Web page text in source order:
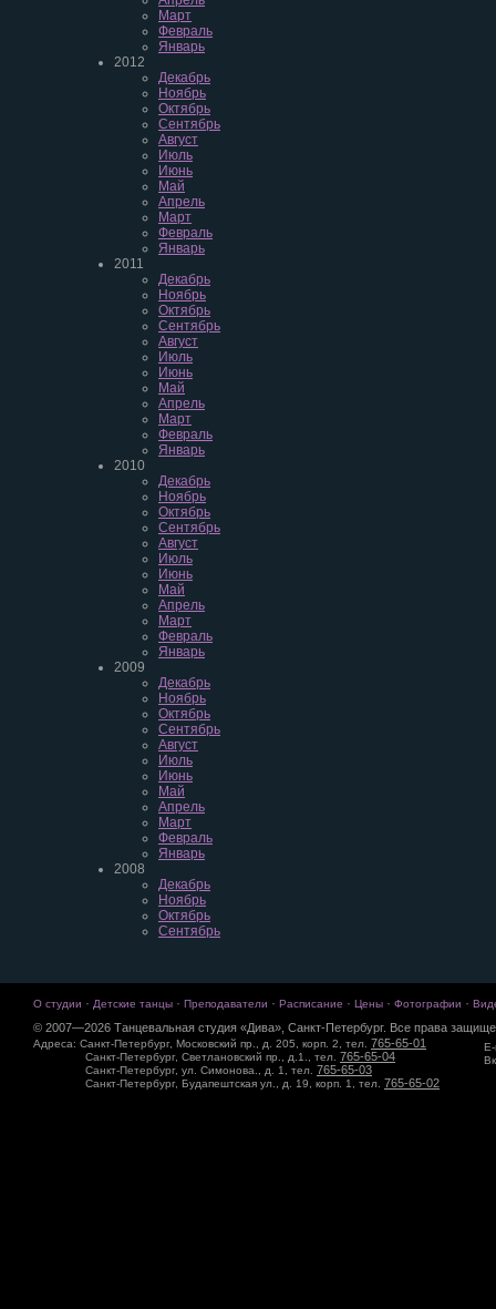
Март
Февраль
Январь
2012
Декабрь
Ноябрь
Октябрь
Сентябрь
Август
Июль
Июнь
Май
Апрель
Март
Февраль
Январь
2011
Декабрь
Ноябрь
Октябрь
Сентябрь
Август
Июль
Июнь
Май
Апрель
Март
Февраль
Январь
2010
Декабрь
Ноябрь
Октябрь
Сентябрь
Август
Июль
Июнь
Май
Апрель
Март
Февраль
Январь
2009
Декабрь
Ноябрь
Октябрь
Сентябрь
Август
Июль
Июнь
Май
Апрель
Март
Февраль
Январь
2008
Декабрь
Ноябрь
Октябрь
Сентябрь
О студии · Детские танцы · Преподаватели · Расписание · Цены · Фотографии ·
© 2007—2026 Танцевальная студия «Дива», Санкт-Петербург. Все права
Адреса: Санкт-Петербург, Московский пр., д. 205, корп. 2, тел. 765-65-01
Санкт-Петербург, Светлановский пр., д.1., тел. 765-65-04
Санкт-Петербург, ул. Симонова., д. 1, тел. 765-65-03
Санкт-Петербург, Будапештская ул., д. 19, корп. 1, тел. 765-65-02